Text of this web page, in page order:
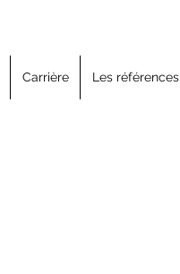
Carrière Les références